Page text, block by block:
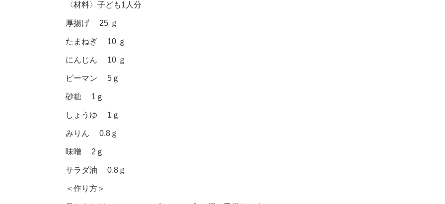
〈材料〉子ども1人分
厚揚げ 25 ｇ
たまねぎ 10 ｇ
にんじん 10 ｇ
ピーマン 5ｇ
砂糖 1ｇ
しょうゆ 1ｇ
みりん 0.8ｇ
味噌 2ｇ
サラダ油 0.8ｇ
＜作り方＞